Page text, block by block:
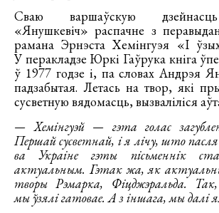
Сваю варшаўскую
«Янушкевіч» распачне з
рамана Эрнэста Хемінгуэя «І
У перакладзе Юркі Гаўрука кніга
ў 1977 годзе і, па словах Андрэя
падзабытая. Летась на твор, які
сусветную вядомасць, вызваліліся
— Хемінгуэй — гэта голас
Першай сусветнай, і я лічу, што
ва Украіне гэты пісьменнік
актуальным. Гэтак жа, як
творы Рэмарка, Фіцджэральда.
мы ўзялі гатовае. А з іншага, мы далі